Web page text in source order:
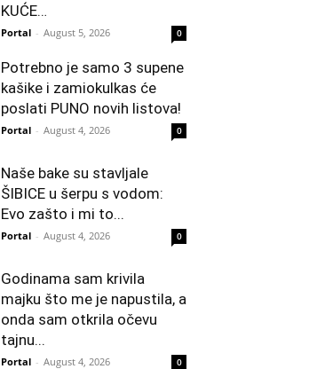
KUĆE…
Portal - August 5, 2026 0
Potrebno je samo 3 supene
kašike i zamiokulkas će
poslati PUNO novih listova!
Portal - August 4, 2026 0
Naše bake su stavljale
ŠIBICE u šerpu s vodom:
Evo zašto i mi to...
Portal - August 4, 2026 0
Godinama sam krivila
majku što me je napustila, a
onda sam otkrila očevu
tajnu...
Portal - August 4, 2026 0